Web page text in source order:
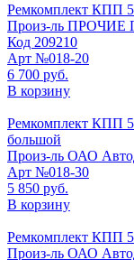
Ремкомплект КПП
Произ-ль ПРОЧИЕ
Код 209210
Арт №018-20
6 700 руб.
В корзину
Ремкомплект КПП
большой
Произ-ль ОАО
Арт №018-30
5 850 руб.
В корзину
Ремкомплект КПП
Произ-ль ОАО